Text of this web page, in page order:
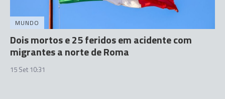
MUNDO
Dois mortos e 25 feridos em acidente com
migrantes a norte de Roma
15 Set 10:31